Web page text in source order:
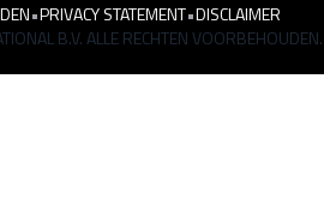
•PRIVACY STATEMENT•DISCLAIMER
B.V. ALLE RECHTEN VOORBEHOUDEN.